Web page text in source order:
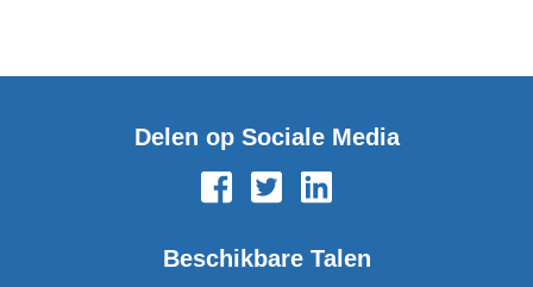
Delen op Sociale Media
Beschikbare Talen